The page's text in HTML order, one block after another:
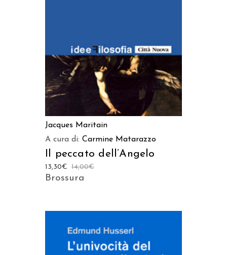
Jacques Maritain
A cura di: Carmine Matarazzo
Il peccato dell’Angelo
14,00€
13,30€
Brossura